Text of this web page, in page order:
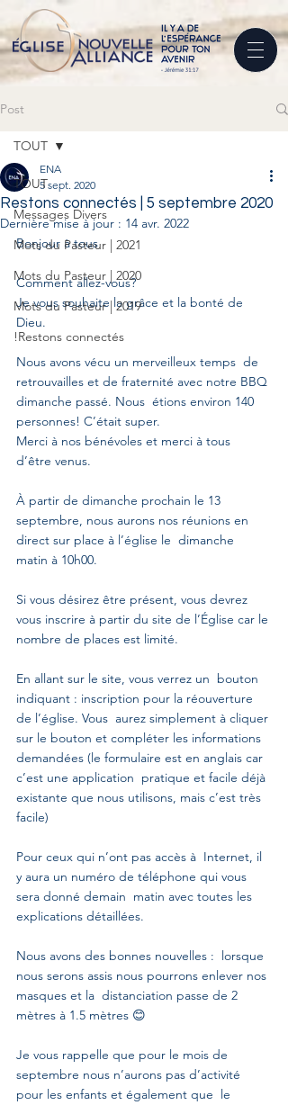
Post
TOUT
Messages Divers
Mots du Pasteur | 2021
Mots du Pasteur | 2020
Mots du Pasteur | 2019
!Restons connectés
TOUT
Restons connectés | 5 septembre 2020
ENA
5 sept. 2020
Dernière mise à jour : 14 avr. 2022
Bonjour à tous
Comment allez-vous?
Je vous souhaite la grâce et la bonté de
Dieu.
Nous avons vécu un merveilleux temps  de
retrouvailles et de fraternité avec notre BBQ
dimanche passé. Nous  étions environ 140
personnes! C’était super.
Merci à nos bénévoles et merci à tous
d’être venus.
À partir de dimanche prochain le 13
septembre, nous aurons nos réunions en
direct sur place à l’église le  dimanche
matin à 10h00.
Si vous désirez être présent, vous devrez
vous inscrire à partir du site de l’Église car le
nombre de places est limité.
En allant sur le site, vous verrez un  bouton
indiquant : inscription pour la réouverture
de l’église. Vous  aurez simplement à cliquer
sur le bouton et compléter les informations
demandées (le formulaire est en anglais car
c’est une application  pratique et facile déjà
existante que nous utilisons, mais c’est très
facile)
Pour ceux qui n’ont pas accès à  Internet, il
y aura un numéro de téléphone qui vous
sera donné demain  matin avec toutes les
explications détaillées.
Nous avons des bonnes nouvelles :  lorsque
nous serons assis nous pourrons enlever nos
masques et la  distanciation passe de 2
mètres à 1.5 mètres 😊
Je vous rappelle que pour le mois de
septembre nous n’aurons pas d’activité
pour les enfants et également que  le